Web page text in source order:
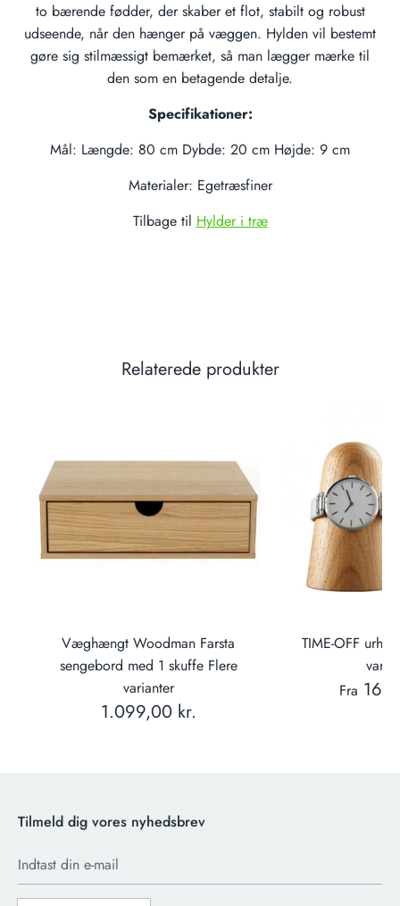
to bærende fødder, der skaber et flot, stabilt og robust
udseende, når den hænger på væggen. Hylden vil bestemt
gøre sig stilmæssigt bemærket, så man lægger mærke til
den som en betagende detalje.
Specifikationer:
Mål: Længde: 80 cm Dybde: 20 cm Højde: 9 cm
Materialer: Egetræsfiner
Tilbage til Hylder i træ
Relaterede produkter
Væghængt Woodman Farsta
sengebord med 1 skuffe Flere
varianter
1.099,00 kr.
TIME-OFF
Fra
Tilmeld dig vores nyhedsbrev
Indtast din e-mail